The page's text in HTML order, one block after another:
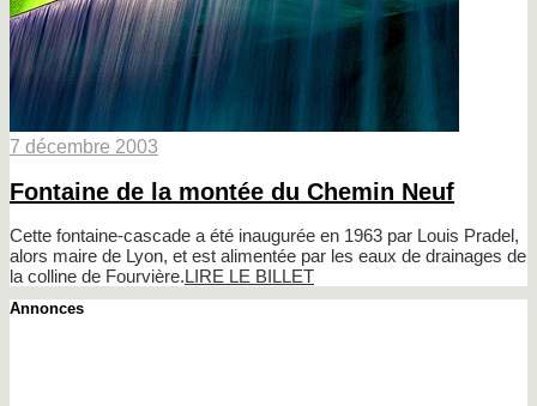
7 décembre 2003
Fontaine de la montée du Chemin Neuf
Cette fontaine-cascade a été inaugurée en 1963 par Louis Pradel,
alors maire de Lyon, et est alimentée par les eaux de drainages de
la colline de Fourvière.LIRE LE BILLET
Annonces